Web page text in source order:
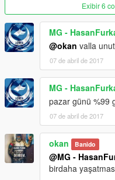
Exibir 6
MG -
@okan valla
07 de abril de 2017
MG -
pazar günü %99
07 de abril de 2017
okan Banido
@MG -
birdaha